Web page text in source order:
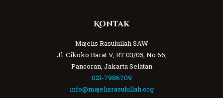
Kontak
Majelis Rasulullah SAW
Jl. Cikoko Barat V, RT 03/05, No 66,
Pancoran, Jakarta Selatan
021-7986709
info@majelisrasulullah.org